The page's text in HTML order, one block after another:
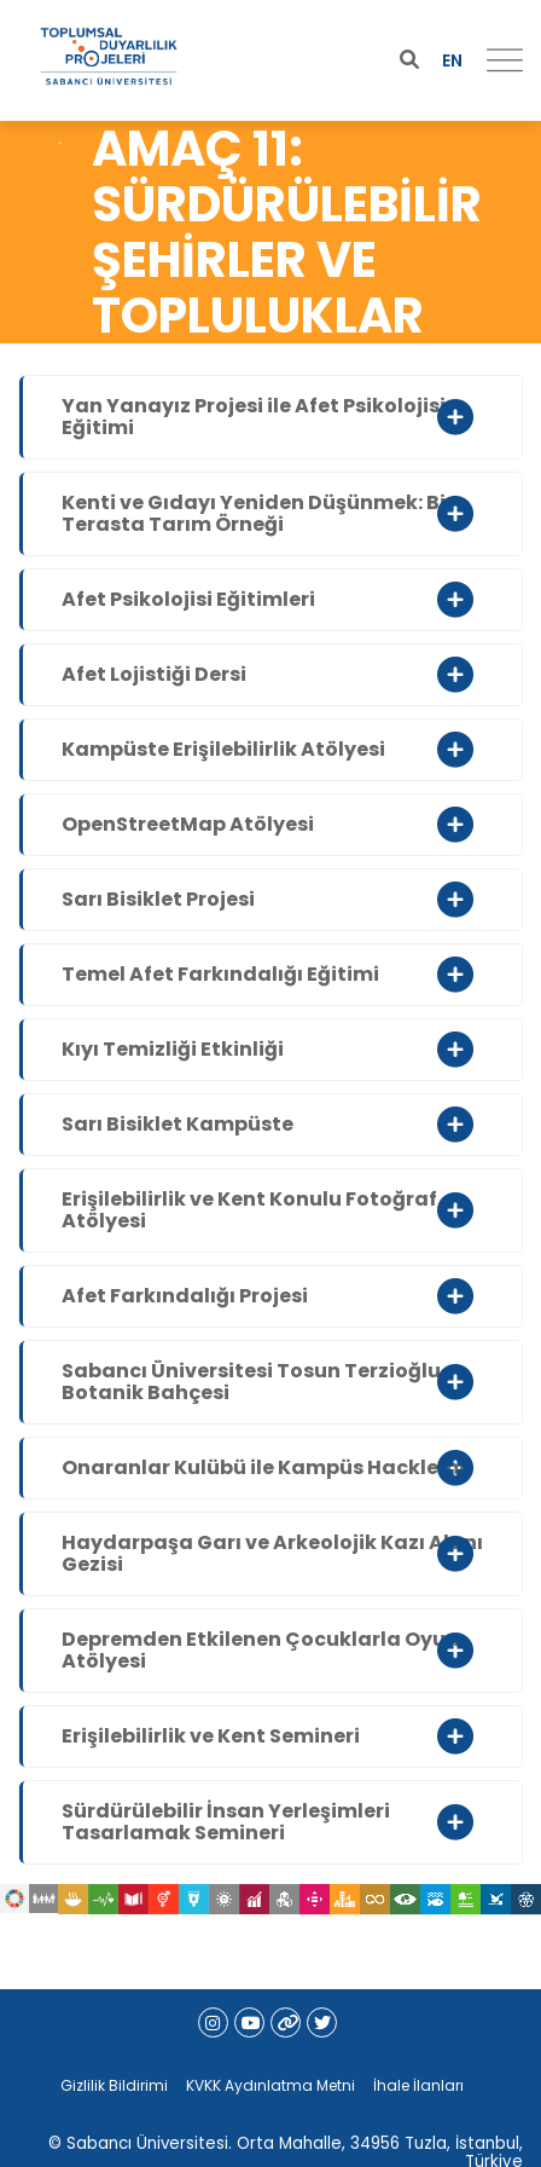
EN
AMAÇ 11:
SÜRDÜRÜLEBİLİR
ŞEHİRLER VE
TOPLULUKLAR
Yan Yanayız Projesi ile Afet Psikolojisi
Eğitimi
Kenti ve Gıdayı Yeniden Düşünmek: Bir
Terasta Tarım Örneği
Afet Psikolojisi Eğitimleri
Afet Lojistiği Dersi
Kampüste Erişilebilirlik Atölyesi
OpenStreetMap Atölyesi
Sarı Bisiklet Projesi
Temel Afet Farkındalığı Eğitimi
Kıyı Temizliği Etkinliği
Sarı Bisiklet Kampüste
Erişilebilirlik ve Kent Konulu Fotoğraf
Atölyesi
Afet Farkındalığı Projesi
Sabancı Üniversitesi Tosun Terzioğlu
Botanik Bahçesi
Onaranlar Kulübü ile Kampüs Hackleme
Haydarpaşa Garı ve Arkeolojik Kazı Alanı
Gezisi
Depremden Etkilenen Çocuklarla Oyun
Atölyesi
Erişilebilirlik ve Kent Semineri
Sürdürülebilir İnsan Yerleşimleri
Tasarlamak Semineri
Gizlilik Bildirimi KVKK Aydınlatma Metni İhale İlanları
© Sabancı Üniversitesi. Orta Mahalle, 34956 Tuzla, İstanbul,
Türkiye